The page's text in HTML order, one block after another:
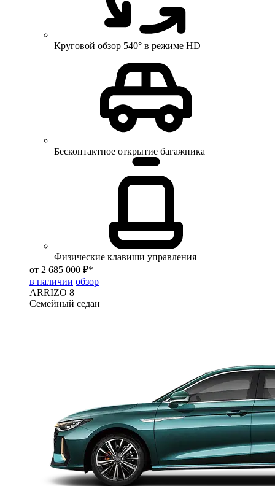
Круговой обзор 540° в режиме HD
Бесконтактное открытие багажника
Физические клавиши управления
от 2 685 000 ₽*
в наличии обзор
ARRIZO 8
Семейный седан